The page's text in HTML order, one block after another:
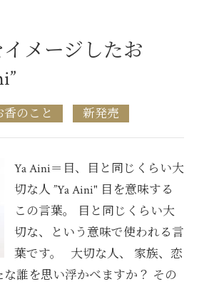
メージしたお
香のこと 新発売
Ya Aini＝目、目と同じくらい大
切な人 ”Ya Aini" 目を意味する
この言葉。 目と同じくらい大
切な、という意味で使われる言
葉です。 大切な人、 家族、恋
誰を思い浮かべますか？ その